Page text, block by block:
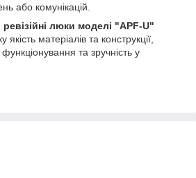
або комунікацій.
ревізійні люки моделі "APF-U"
матеріалів та конструкції,
та зручність у